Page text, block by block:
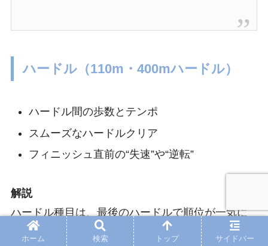
ハードル（110m・400mハードル）
ハードル間の歩数とテンポ
スムーズなハードルクリア
フィニッシュ直前の“失速”や“逆転”
解説
ハードル種目は、最後のハードルで順位が一気に
変わることも。
ホーム 検索 トップ サイドバー